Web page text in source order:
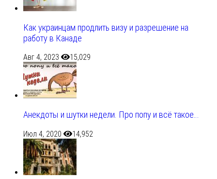
Как украинцам продлить визу и разрешение на
работу в Канаде
Авг 4, 2023 15,029
Анекдоты и шутки недели. Про попу и всё такое…
Июл 4, 2020 14,952